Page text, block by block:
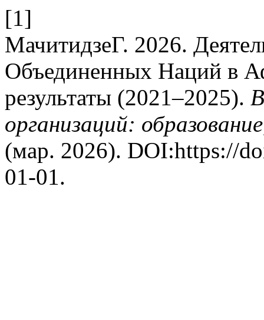
[1]
МачитидзеГ. 2026.
Объединенных Наций в
результаты (2021–2025).
организаций:
(мар. 2026). DOI:https://
01-01.